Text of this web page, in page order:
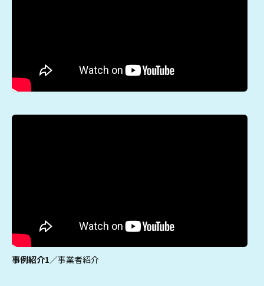
事例紹介1／事業者紹介